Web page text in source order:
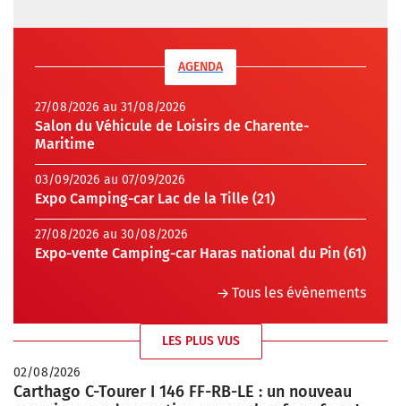
AGENDA
27/08/2026 au 31/08/2026
Salon du Véhicule de Loisirs de Charente-
Maritime
03/09/2026 au 07/09/2026
Expo Camping-car Lac de la Tille (21)
27/08/2026 au 30/08/2026
Expo-vente Camping-car Haras national du Pin (61)
Tous les évènements
LES PLUS VUS
02/08/2026
Carthago C-Tourer I 146 FF-RB-LE : un nouveau